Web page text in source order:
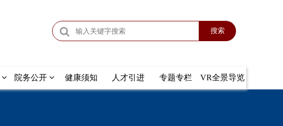
搜索
院务公开 健康须知 人才引进 专题专栏 VR全景导览